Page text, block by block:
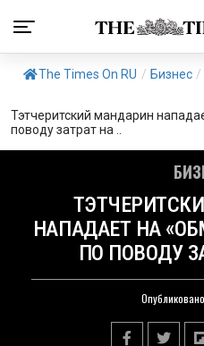
The Times On RU / Бизнес /
Тэтчеритский мандарин
поводу затрат на ..
НАПАДАЕТ НА
ПО ПОВОДУ